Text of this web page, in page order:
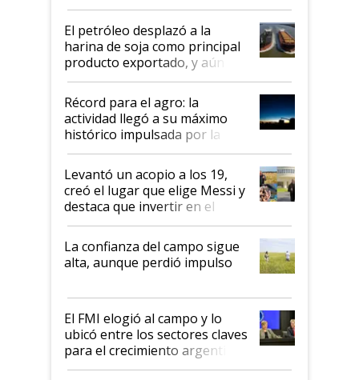
El petróleo desplazó a la
harina de soja como principal
producto exportado, y aún así
el agro aportó casi seis de cada
diez dólares y sostuvo el
liderazgo en un semestre
récord
Récord para el agro: la
actividad llegó a su máximo
histórico impulsada por la
cosecha y las exportaciones
Levantó un acopio a los 19,
creó el lugar que elige Messi y
destaca que invertir en el
kirchnerismo era como "darle
plata a un hijo para droga":
Juan Félix Rossetti, el libertario
que de una dura crisis salió
de Milei
La confianza del campo sigue
alta, aunque perdió impulso
El FMI elogió al campo y lo
ubicó entre los sectores claves
para el crecimiento argentino